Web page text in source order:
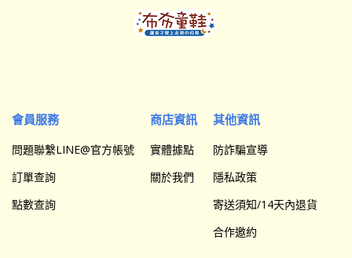
會員服務
問題聯繫LINE@官方帳號
訂單查詢
點數查詢
商店資訊
實體據點
關於我們
其他資訊
防詐騙宣導
隱私政策
寄送須知/14天內退貨
合作邀約